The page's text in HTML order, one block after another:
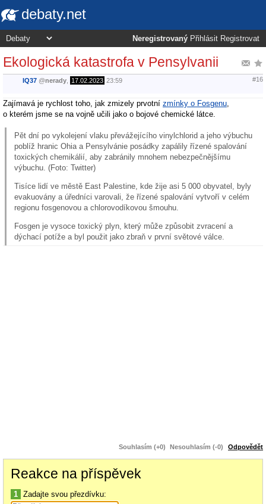
debaty.net
Neregistrovaný Přihlásit Registrovat
Ekologická katastrofa v Pensylvanii
IQ37 @nerady 17.02.2023 23:59 #16
Zajímavá je rychlost toho, jak zmizely prvotní zmínky o Fosgenu
o kterém jsme se na vojně učili jako o bojové chemické látce.
Pět dní po vykolejení vlaku převážejícího vinylchlorid a jeho výbuchu
poblíž hranic Ohia a Pensylvánie posádky zapálily řízené spalování
toxických chemikálií, aby zabránily mnohem nebezpečnějšímu
výbuchu. (Foto: Twitter)
Tisíce lidí ve městě East Palestine, kde žije asi 5 000 obyvatel, byly
evakuovány a úředníci varovali, že řízené spalování vytvoří v celém
regionu fosgenovou a chlorovodíkovou šmouhu.
Fosgen je vysoce toxický plyn, který může způsobit zvracení a
dýchací potíže a byl použit jako zbraň v první světové válce.
Souhlasím (+0) Nesouhlasím (-0) Odpovědět
Reakce na příspěvek
1 Zadajte svou přezdívku: